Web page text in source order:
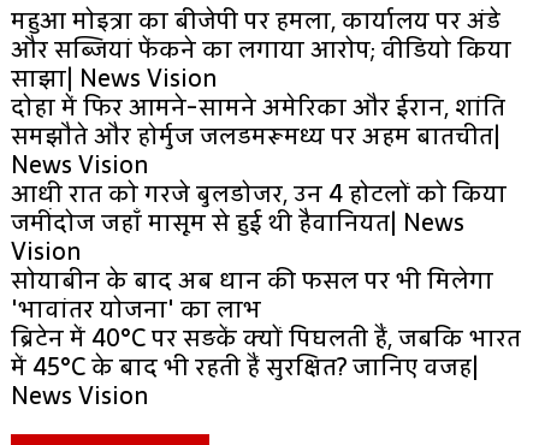
महुआ मोइत्रा का बीजेपी पर हमला, कार्यालय पर अंडे
और सब्जियां फेंकने का लगाया आरोप; वीडियो किया
साझा| News Vision
दोहा में फिर आमने-सामने अमेरिका और ईरान, शांति
समझौते और होर्मुज जलडमरूमध्य पर अहम बातचीत|
News Vision
आधी रात को गरजे बुलडोजर, उन 4 होटलों को किया
जमींदोज जहाँ मासूम से हुई थी हैवानियत| News
Vision
सोयाबीन के बाद अब धान की फसल पर भी मिलेगा
'भावांतर योजना' का लाभ
ब्रिटेन में 40°C पर सड़कें क्यों पिघलती हैं, जबकि भारत
में 45°C के बाद भी रहती हैं सुरक्षित? जानिए वजह|
News Vision